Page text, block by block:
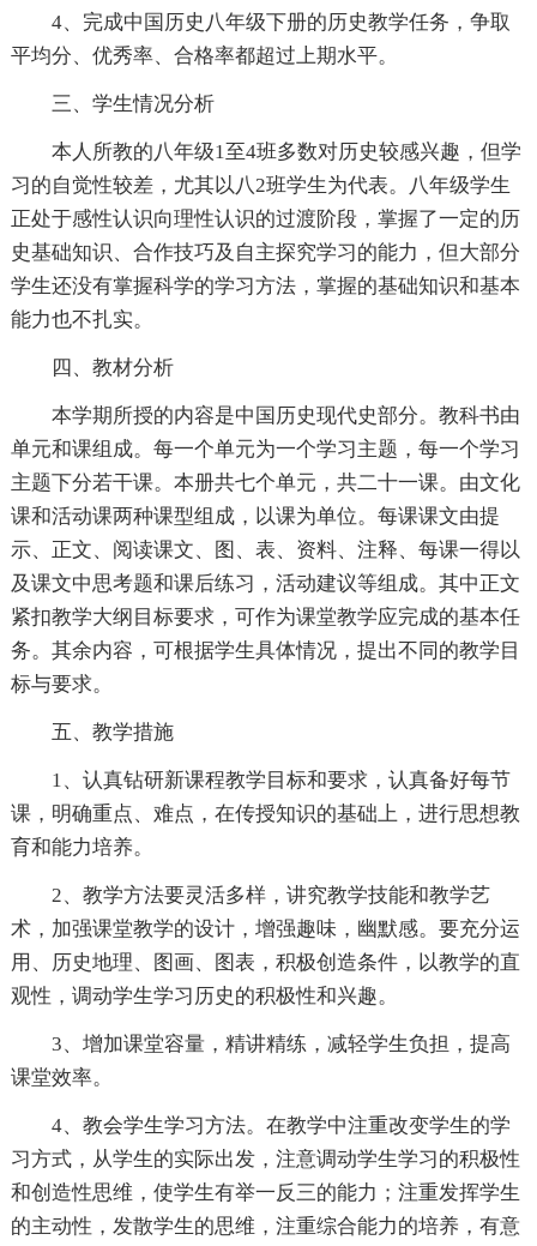
4、完成中国历史八年级下册的历史教学任务，争取
平均分、优秀率、合格率都超过上期水平。
三、学生情况分析
本人所教的八年级1至4班多数对历史较感兴趣，但学
习的自觉性较差，尤其以八2班学生为代表。八年级学生
正处于感性认识向理性认识的过渡阶段，掌握了一定的历
史基础知识、合作技巧及自主探究学习的能力，但大部分
学生还没有掌握科学的学习方法，掌握的基础知识和基本
能力也不扎实。
四、教材分析
本学期所授的内容是中国历史现代史部分。教科书由
单元和课组成。每一个单元为一个学习主题，每一个学习
主题下分若干课。本册共七个单元，共二十一课。由文化
课和活动课两种课型组成，以课为单位。每课课文由提
示、正文、阅读课文、图、表、资料、注释、每课一得以
及课文中思考题和课后练习，活动建议等组成。其中正文
紧扣教学大纲目标要求，可作为课堂教学应完成的基本任
务。其余内容，可根据学生具体情况，提出不同的教学目
标与要求。
五、教学措施
1、认真钻研新课程教学目标和要求，认真备好每节
课，明确重点、难点，在传授知识的基础上，进行思想教
育和能力培养。
2、教学方法要灵活多样，讲究教学技能和教学艺
术，加强课堂教学的设计，增强趣味，幽默感。要充分运
用、历史地理、图画、图表，积极创造条件，以教学的直
观性，调动学生学习历史的积极性和兴趣。
3、增加课堂容量，精讲精练，减轻学生负担，提高
课堂效率。
4、教会学生学习方法。在教学中注重改变学生的学
习方式，从学生的实际出发，注意调动学生学习的积极性
和创造性思维，使学生有举一反三的能力；注重发挥学生
的主动性，发散学生的思维，注重综合能力的培养，有意